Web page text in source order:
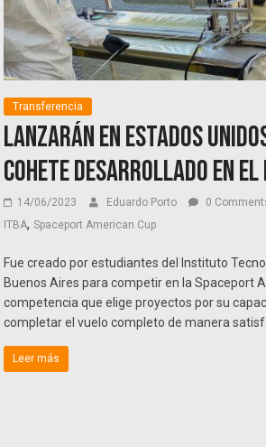
Transferencia
Lanzarán en Estados
cohete desarrollado en el
14/06/2023 Eduardo Porto 0
ITBA,Spaceport American Cup
Fue creado por estudiantes del Instituto
Buenos Aires para competir en la Spaceport
competencia que elige proyectos por su
completar el vuelo completo de manera
Leer más